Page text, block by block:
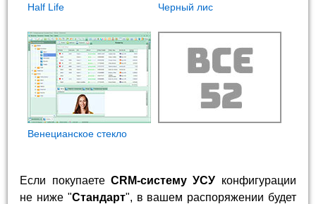
Half Life Черный лис
Венецианское стекло
Если покупаете CRM-систему УСУ конфигурации
не ниже "Стандарт", в вашем распоряжении будет